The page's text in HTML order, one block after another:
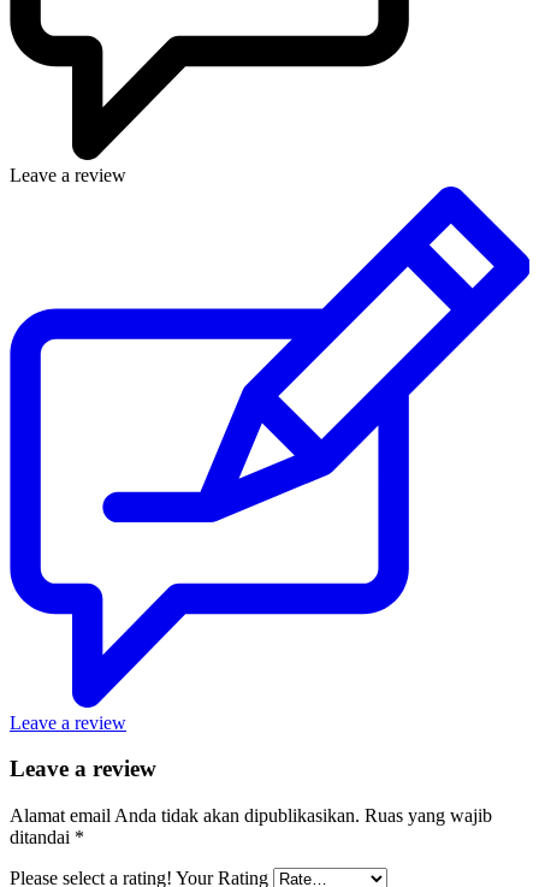
Leave a review
Leave a review
Leave a review
Alamat email Anda tidak akan dipublikasikan. Ruas yang wajib
ditandai *
Please select a rating! Your Rating